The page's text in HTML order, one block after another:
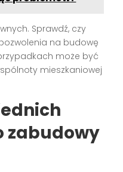
Sprawdź, czy
na budowę
może być
mieszkaniowej
zabudowy